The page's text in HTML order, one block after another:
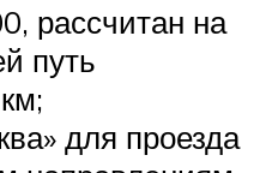
рассчитан на
путь
для проезда